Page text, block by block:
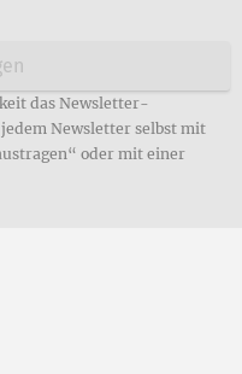
das Newsletter-
Newsletter selbst mit
oder mit einer